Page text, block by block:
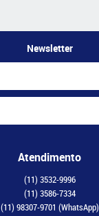
Newsletter
Atendimento
(11) 3532-9996
(11) 3586-7334
(11) 98307-9701 (WhatsApp)